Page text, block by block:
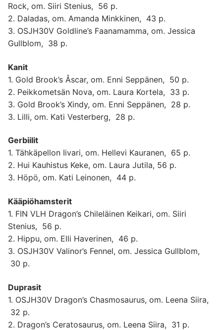
Rock, om. Siiri Stenius, 56 p.
2. Daladas, om. Amanda Minkkinen, 43 p.
3. OSJH30V Goldline’s Faanamamma, om. Jessica
Gullblom, 38 p.
Kanit
1. Gold Brook’s Åscar, om. Enni Seppänen, 50 p.
2. Peikkometsän Nova, om. Laura Kortela, 33 p.
3. Gold Brook’s Xindy, om. Enni Seppänen, 28 p.
3. Lilli, om. Kati Vesterberg, 28 p.
Gerbiilit
1. Tähkäpellon Iivari, om. Hellevi Kauranen, 65 p.
2. Hui Kauhistus Keke, om. Laura Jutila, 56 p.
3. Höpö, om. Kati Leinonen, 44 p.
Kääpiöhamsterit
1. FIN VLH Dragon’s Chileläinen Keikari, om. Siiri
Stenius, 56 p.
2. Hippu, om. Elli Haverinen, 46 p.
3. OSJH30V Valinor’s Fennel, om. Jessica Gullblom,
30 p.
Duprasit
1. OSJH30V Dragon’s Chasmosaurus, om. Leena Siira,
32 p.
2. Dragon’s Ceratosaurus, om. Leena Siira, 31 p.